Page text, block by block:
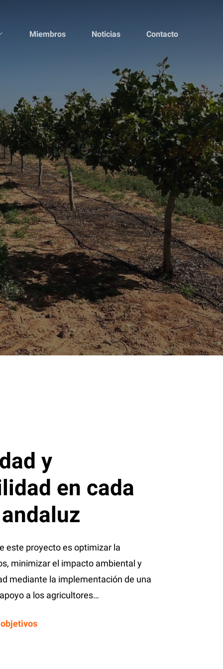
Miembros Noticias Contacto
y
en cada
andaluz
este proyecto es optimizar la
minimizar el impacto ambiental y
mediante la implementación de una
a los agricultores…